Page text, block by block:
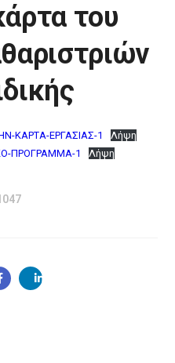
του
ΚΑΡΤΑ-ΕΡΓΑΣΙΑΣ-1
Λήψη
ΠΡΟΓΡΑΜΜΑ-1
Λήψη